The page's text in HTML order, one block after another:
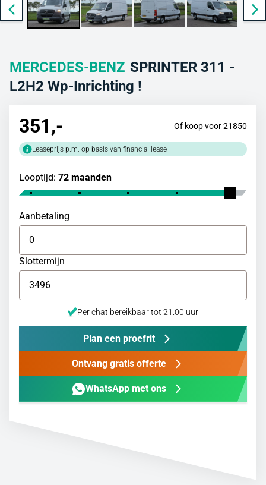
MERCEDES-BENZ SPRINTER 311 -
L2H2 Wp-Inrichting !
351,- Of koop voor 21850
Leaseprijs p.m. op basis van financial lease
Looptijd: 72 maanden
Aanbetaling
Slottermijn
Per chat bereikbaar tot 21.00 uur
Plan een proefrit
Ontvang gratis offerte
WhatsApp met ons